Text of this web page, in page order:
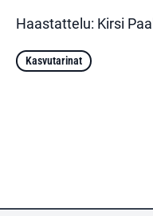
Haastattelu: Kirsi
Kasvutarinat